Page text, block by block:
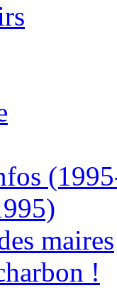
maires
!